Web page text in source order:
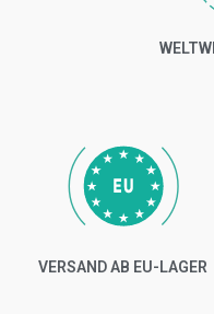
VERSAND AB EU-LAGER